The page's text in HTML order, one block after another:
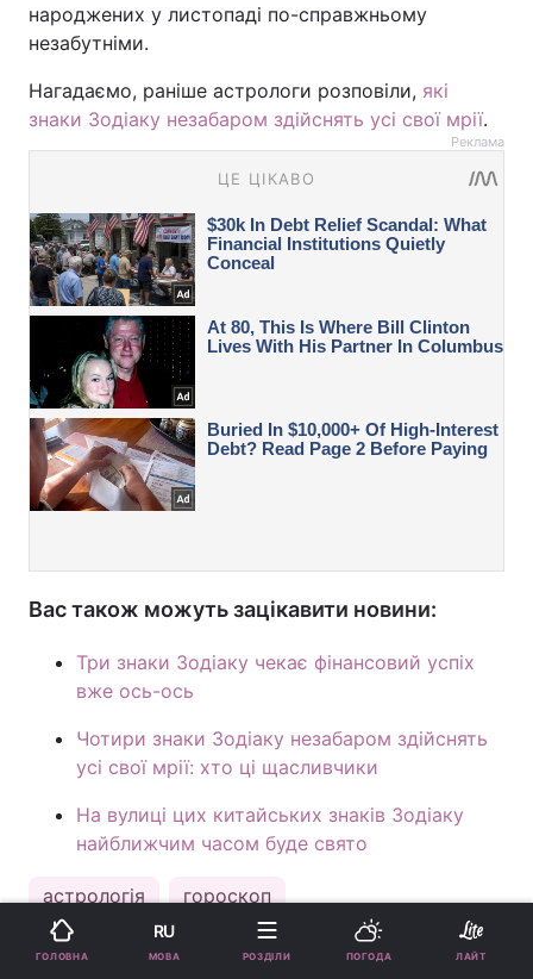
народжених у листопаді по-справжньому
незабутніми.
Нагадаємо, раніше астрологи розповіли, які
знаки Зодіаку незабаром здійснять усі свої мрії.
Реклама
Вас також можуть зацікавити новини:
Три знаки Зодіаку чекає фінансовий успіх
вже ось-ось
Чотири знаки Зодіаку незабаром здійснять
усі свої мрії: хто ці щасливчики
На вулиці цих китайських знаків Зодіаку
найближчим часом буде свято
астрологія гороскоп
ПІДТРИМАЙТЕ НАС
ГОЛОВНА
RU
МОВА РОЗДІЛИ ПОГОДА ЛАЙТ